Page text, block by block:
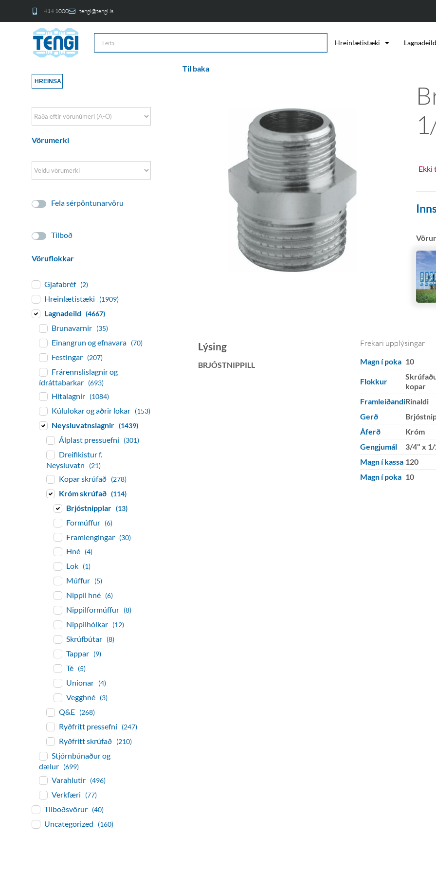
414 1000 tengi@tengi.is
Hreinlætistæki Lagnadeild
Til baka
Ekki
Lýsing
BRJÓSTNIPPILL
Frekari upplýsingar
Magn í poka 10
Flokkur
kopar
FramleiðandiRinaldi
Gerð
Áferð
Króm
Gengjumál
3/4" x
Magn í kassa 120
Magn í poka 10
HREINSA
Sort Products
Vörumerki
Fela sérpöntunarvöru
Tilboð
Vöruflokkar
Gjafabréf (2)
Hreinlætistæki (1909)
Lagnadeild (4667)
Brunavarnir (35)
Einangrun og efnavara (70)
Festingar (207)
Frárennslislagnir og
ídráttabarkar (693)
Hitalagnir (1084)
Kúlulokar og aðrir lokar (153)
Neysluvatnslagnir (1439)
Álplast pressuefni (301)
Dreifikistur f.
Neysluvatn
(21)
Kopar skrúfað (278)
Króm skrúfað (114)
Brjóstnipplar (13)
Formúffur (6)
Framlengingar (30)
Hné (4)
Lok (1)
Múffur (5)
Nippil hné (6)
Nippilformúffur (8)
Nippilhólkar (12)
Skrúfbútar (8)
Tappar (9)
Té (5)
Unionar (4)
Vegghné (3)
Q&E (268)
Ryðfrítt pressefni (247)
Ryðfrítt skrúfað (210)
Stjórnbúnaður og
dælur (699)
Varahlutir (496)
Verkfæri (77)
Tilboðsvörur (40)
Uncategorized (160)